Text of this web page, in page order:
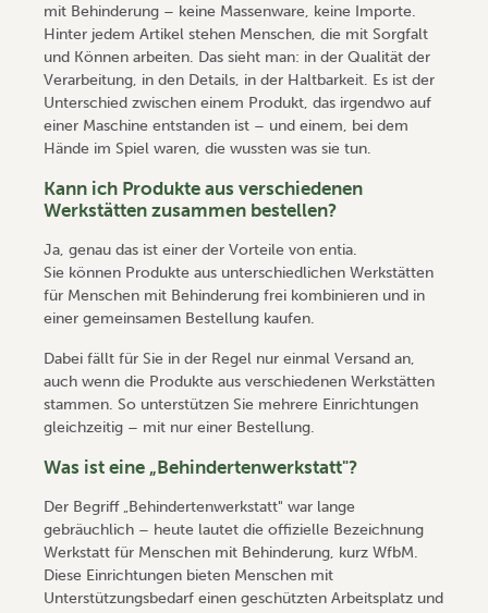
mit Behinderung – keine Massenware, keine Importe.
Hinter jedem Artikel stehen Menschen, die mit Sorgfalt
und Können arbeiten. Das sieht man: in der Qualität der
Verarbeitung, in den Details, in der Haltbarkeit. Es ist der
Unterschied zwischen einem Produkt, das irgendwo auf
einer Maschine entstanden ist – und einem, bei dem
Hände im Spiel waren, die wussten was sie tun.
Kann ich Produkte aus verschiedenen
Werkstätten zusammen bestellen?
Ja, genau das ist einer der Vorteile von entia.
Sie können Produkte aus unterschiedlichen Werkstätten
für Menschen mit Behinderung frei kombinieren und in
einer gemeinsamen Bestellung kaufen.
Dabei fällt für Sie in der Regel nur einmal Versand an,
auch wenn die Produkte aus verschiedenen Werkstätten
stammen. So unterstützen Sie mehrere Einrichtungen
gleichzeitig – mit nur einer Bestellung.
Was ist eine „Behindertenwerkstatt"?
Der Begriff „Behindertenwerkstatt" war lange
gebräuchlich – heute lautet die offizielle Bezeichnung
Werkstatt für Menschen mit Behinderung, kurz WfbM.
Diese Einrichtungen bieten Menschen mit
Unterstützungsbedarf einen geschützten Arbeitsplatz und